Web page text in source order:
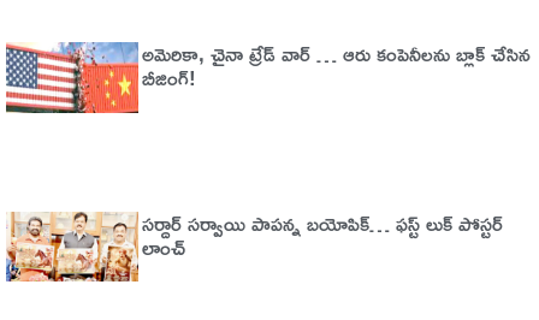
అమెరికా, చైనా ట్రేడ్​​ వార్​ … ఆరు కంపెనీలను బ్లాక్​ చేసిన
బీజింగ్​!
సర్దార్ సర్వాయి పాపన్న బయోపిక్… ఫస్ట్ లుక్ పోస్టర్
లాంచ్